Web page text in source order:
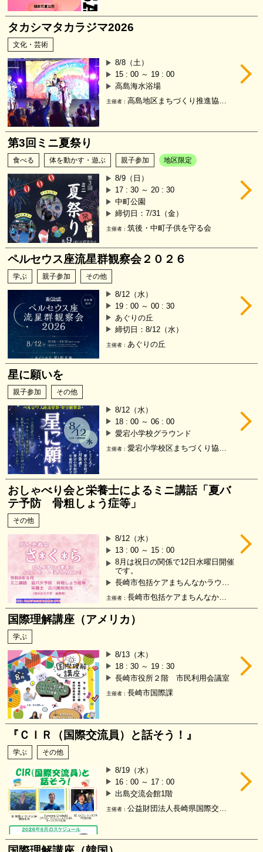
タカシマタカラジマ2026
文化・芸術
8/8（土）
15 : 00 ～ 19 : 00
高島海水浴場
主催者： 高島地区まちづくり推進協議会
第3回ミニ夏祭り
食べる 体を動かす・遊ぶ 親子参加 地区限定
8/9（日）
17 : 30 ～ 20 : 30
中町公園
締切日：7/31（金）
主催者：筑後・中町子供を守る会
ペルセウス座流星群観察会２０２６
学ぶ 親子参加 その他
8/12（水）
19 : 00 ～ 00 : 30
あぐりの丘
締切日：8/12（水）
主催者： あぐりの丘
星に願いを
親子参加 その他
8/12（水）
18 : 00 ～ 06 : 00
愛宕小学校グラウンド
主催者：愛宕小学校区まちづくり協議会
おしゃべり会と栄養士によるミニ講話「夏バ
テ予防 骨粗しょう症等」
その他
8/12（水）
13 : 00 ～ 15 : 00
8月は祝日の関係で12日水曜日開催
です。
長崎市包括ケアまちんなかラウンジ
主催者：長崎市包括ケアまちんなかラウンジ
国際理解講座（アメリカ）
学ぶ
8/13（木）
18 : 30 ～ 19 : 30
長崎市役所２階 市民利用会議室
主催者：長崎市国際課
『ＣＩＲ（国際交流員）と話そう！』
学ぶ その他
8/19（水）
16 : 00 ～ 17 : 00
出島交流会館1階
主催者：公益財団法人長崎県国際交流協会